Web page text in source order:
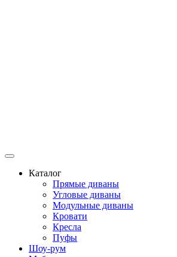
Каталог
Прямые диваны
Угловые диваны
Модульные диваны
Кровати
Кресла
Пуфы
Шоу-рум